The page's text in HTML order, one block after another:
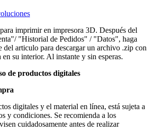
imprimir en impresora 3D. Después del
"Historial de Pedidos" / "Datos", haga
del articulo para descargar un archivo .zip con
en su interior. Al instante y sin esperas.
de productos digitales
digitales y el material en línea, está sujeta a
y condiciones. Se recomienda a los
cuidadosamente antes de realizar